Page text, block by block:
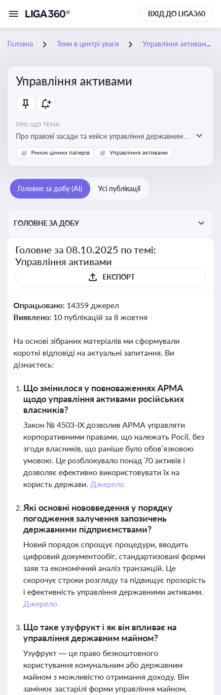
ВХІД ДО LIGA360
Головна Теми в центрі уваги Управління активами
Управління активами
ПРО ЩО ТЕМА:
Про правові засади та кейси управління державними,
комунальними та корпоративними активами, для
юристів і керівників, які відповідають за збереження
Ринок цінних паперів Управління активами
Головне за добу (AI) Усі публікації
ГОЛОВНЕ ЗА ДОБУ
Головне за 08.10.2025 по темі:
Управління активами
ЕКСПОРТ
Опрацьовано: 14359 джерел
Виявлено: 10 публікацій за 8 жовтня
На основі зібраних матеріалів ми сформували
короткі відповіді на актуальні запитання. Ви
дізнаєтесь:
Що змінилося у повноваженнях АРМА
щодо управління активами російських
власників?
Закон № 4503-IX дозволив АРМА управляти
корпоративними правами, що належать Росії, без
згоди власників, що раніше було обов’язковою
умовою. Це розблокувало понад 70 активів і
дозволяє ефективно використовувати їх на
користь держави. Джерело
Які основні нововведення у порядку
погодження залучення запозичень
державними підприємствами?
Новий порядок спрощує процедури, вводить
цифровий документообіг, стандартизовані форми
заяв та економічний аналіз транзакцій. Це
скорочує строки розгляду та підвищує прозорість
і ефективність управління державними активами.
Джерело
Що таке узуфрукт і як він впливає на
управління державним майном?
Узуфрукт — це право безкоштовного
користування комунальним або державним
майном з можливістю отримання доходу. Він
замінює застарілі форми управління майном,